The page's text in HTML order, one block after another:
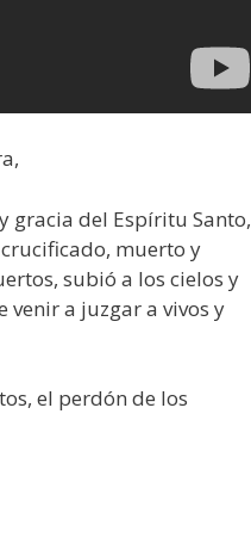
gracia del Espíritu Santo,
muerto y
subió a los cielos y
venir a juzgar a vivos y
el perdón de los